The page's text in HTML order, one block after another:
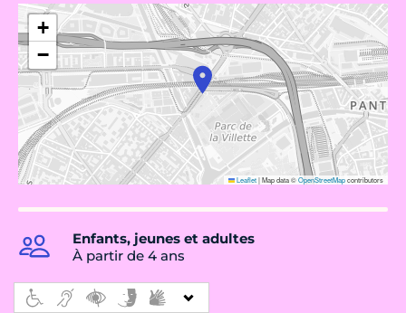
+
−
Leaflet|Map data ©OpenStreetMapcontributors
Enfants, jeunes et adultes
À partir de 4 ans